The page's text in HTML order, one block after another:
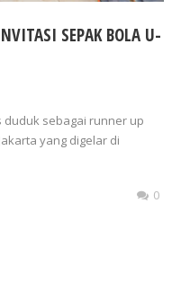
SEPAK BOLA U-
sebagai runner up
yang digelar di
0